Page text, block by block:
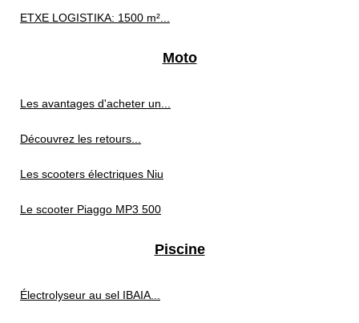
ETXE LOGISTIKA: 1500 m²...
Moto
Les avantages d'acheter un...
Découvrez les retours...
Les scooters électriques Niu
Le scooter Piaggo MP3 500
Piscine
Électrolyseur au sel IBAIA...